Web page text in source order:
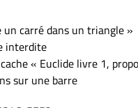
un carré dans un triangle »
interdite
« Euclide livre 1,
sur une barre